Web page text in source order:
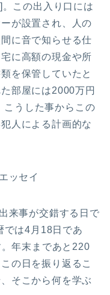
この出入り口には
が設置され、人の
に音で知らせる仕
に高額の現金や所
を保管していたと
部屋には2000万円
こうした事からこの
人による計画的な
ッセイ
来事が交錯する日で
では4月18日であ
年末まであと220
の日を振り返るこ
そこから何を学ぶ